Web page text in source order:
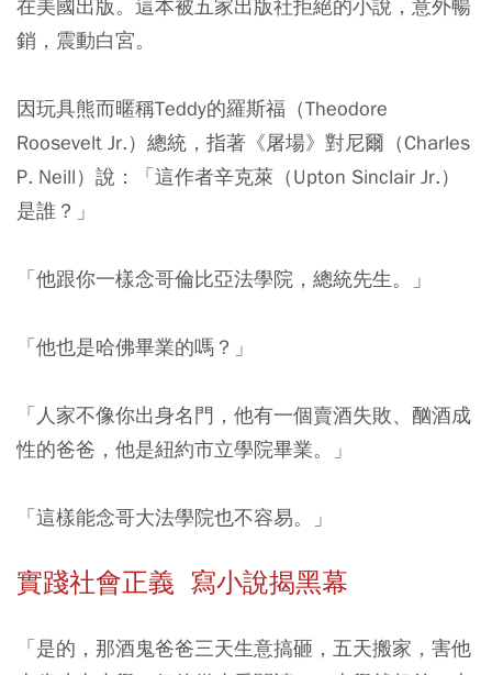
在美國出版。這本被五家出版社拒絕的小說，意外暢
銷，震動白宮。
因玩具熊而暱稱Teddy的羅斯福（Theodore
Roosevelt Jr.）總統，指著《屠場》對尼爾（Charles
P. Neill）說：「這作者辛克萊（Upton Sinclair Jr.）
是誰？」
「他跟你一樣念哥倫比亞法學院，總統先生。」
「他也是哈佛畢業的嗎？」
「人家不像你出身名門，他有一個賣酒失敗、酗酒成
性的爸爸，他是紐約市立學院畢業。」
「這樣能念哥大法學院也不容易。」
實踐社會正義 寫小說揭黑幕
「是的，那酒鬼爸爸三天生意搞砸，五天搬家，害他